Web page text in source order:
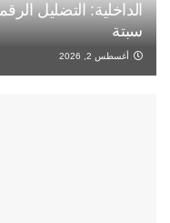
الداخلية: التضليل
سبتة
أغسطس 2, 2026